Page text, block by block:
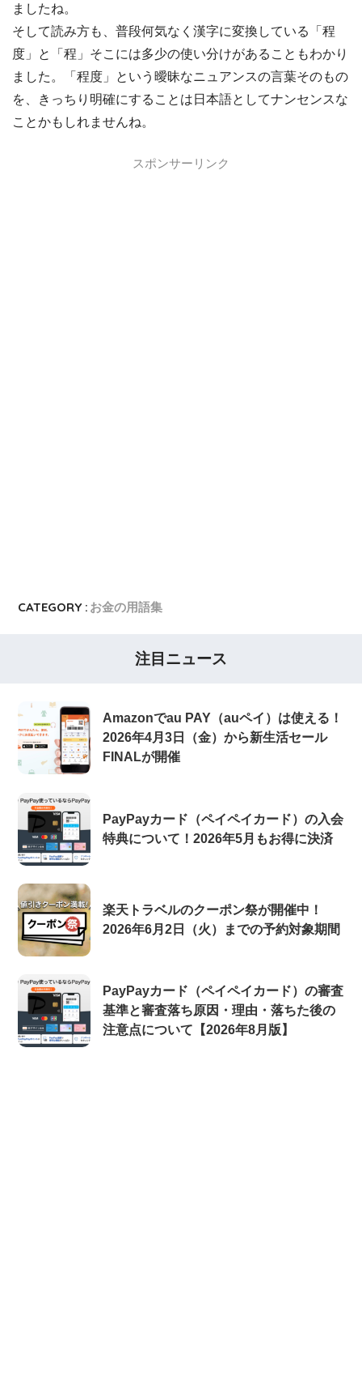
ましたね。
そして読み方も、普段何気なく漢字に変換している「程
度」と「程」そこには多少の使い分けがあることもわかり
ました。「程度」という曖昧なニュアンスの言葉そのもの
を、きっちり明確にすることは日本語としてナンセンスな
ことかもしれませんね。
スポンサーリンク
CATEGORY : お金の用語集
注目ニュース
Amazonでau PAY（auペイ）は使える！
2026年4月3日（金）から新生活セール
FINALが開催
PayPayカード（ペイペイカード）の入会
特典について！2026年5月もお得に決済
楽天トラベルのクーポン祭が開催中！
2026年6月2日（火）までの予約対象期間
PayPayカード（ペイペイカード）の審査
基準と審査落ち原因・理由・落ちた後の
注意点について【2026年8月版】